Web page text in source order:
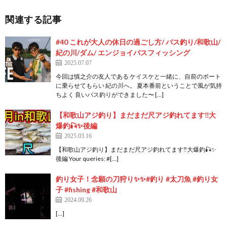
関連する記事
#40 これが大人の休日の過ごし方/ バス釣り/和歌山/
紀の川/ダム/ エンジョイバスフィッシング
2025.07.07
今回は慎之介の友人である ケイスケと一緒に、自前のボート
に乗らせてもらい 紀の川へ。 夏本番前ということで風が気持
ちよく 良いバス釣りができました〜 […]
【和歌山アジ釣り】まだまだ尺アジ釣れてます‼️大
爆釣🎣✨後編
2025.03.16
【和歌山アジ釣り】まだまだ尺アジ釣れてます‼️大爆釣🎣✨
後編 Your queries: #[…]
釣り女子！念願の刀狩り✨✨#釣り #太刀魚 #釣り女
子 #fishing #和歌山
2024.09.26
[…]